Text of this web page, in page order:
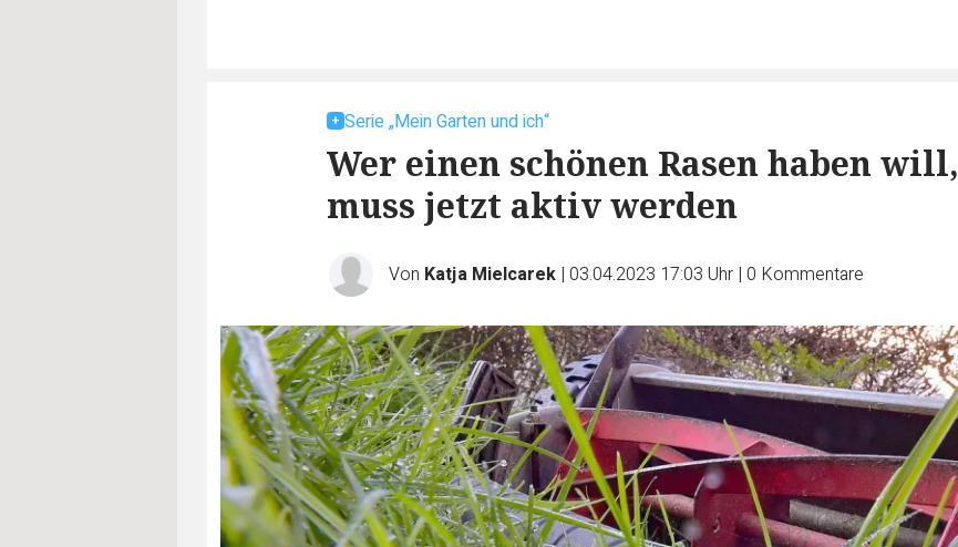
Serie „Mein Garten und ich“
Wer einen schönen Rasen haben will,
muss jetzt aktiv werden
Von Katja Mielcarek | 03.04.2023 17:03 Uhr | 0 Kommentare